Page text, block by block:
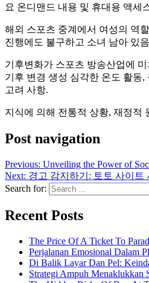
요 온디맨드 내용 및 휴대용 액세
해외 스포츠 중계에서 여성의 역할
진행에도 불구하고 소녀 남아 있
기후변화가 스포츠 방송산업에
기후 변경 생성 심각한 온도 활동
고려 사항.
지식에 의해 전통적 상황, 재정적
Post navigation
Previous: Unveiling the Power of
Next: 경고 감지하기: 토토 사이트
Search for:
Recent Posts
The Price Of A Ticket To
Perjalanan Emosional Dalam
Di Balik Layar Dan Pel:
Strategi Ampuh Menaklukkan